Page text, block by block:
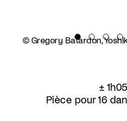
© Gregory Batardon,
± 1h05
Pièce pour 16